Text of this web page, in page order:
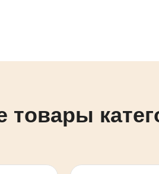
товары